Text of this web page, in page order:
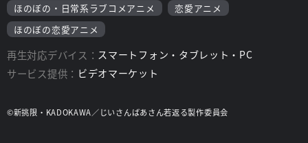
ほのぼの・日常系ラブコメアニメ
恋愛アニメ
ほのぼの恋愛アニメ
再生対応デバイス： スマートフォン・タブレット・PC
サービス提供： ビデオマーケット
©新挑限・KADOKAWA／じいさんばあさん若返る製作委員会